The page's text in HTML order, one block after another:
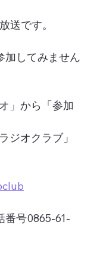
送です。
加してみません
」から「参加
ジオクラブ」
番号0865-61-